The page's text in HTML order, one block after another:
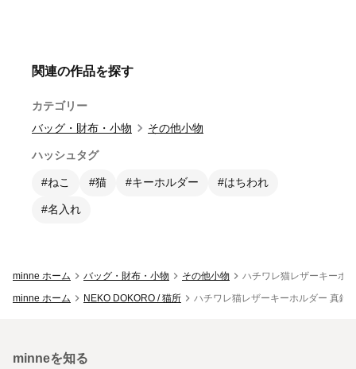
関連の作品を探す
カテゴリー
バッグ・財布・小物
その他小物
ハッシュタグ
#ねこ #猫 #キーホルダー #はちわれ
#名入れ
minne ホーム バッグ・財布・小物 その他小物
ハチワレ猫レザーキーホ
minne ホーム
NEKO DOKORO / 猫所 ハチワレ猫レザーキーホルダー 真鍮
minneを知る